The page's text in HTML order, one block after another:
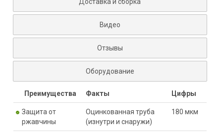
Видео
Отзывы
Оборудование
Преимущества Факты Цифры
Защита от
ржавчины
Оцинкованная труба
(изнутри и снаружи)
180 мкм